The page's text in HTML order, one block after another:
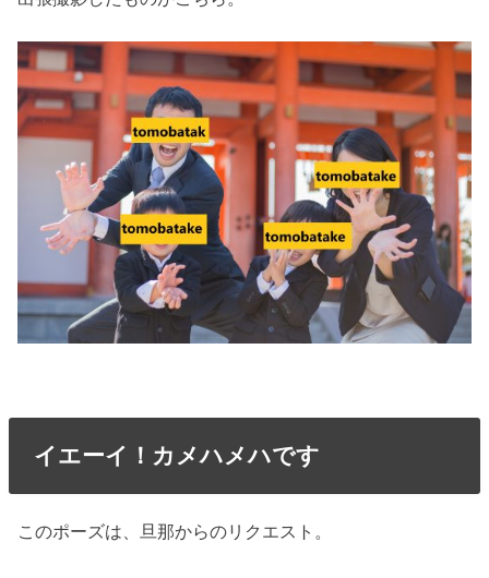
イエーイ！カメハメハです
このポーズは、旦那からのリクエスト。